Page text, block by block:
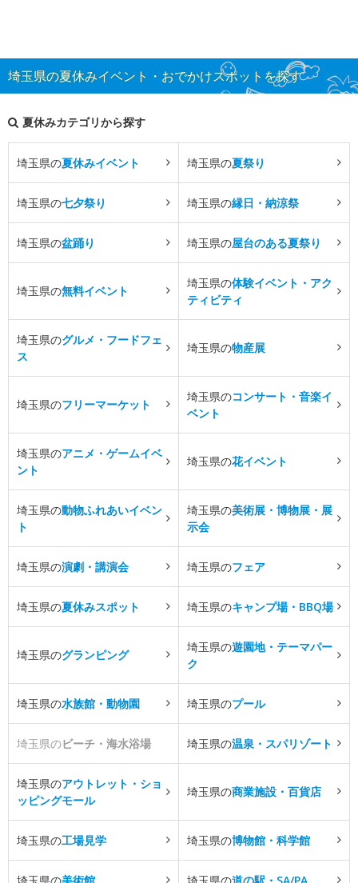
埼玉県の夏休みイベント・おでかけスポットを探す
夏休みカテゴリから探す
埼玉県の夏休みイベント 埼玉県の夏祭り
埼玉県の七夕祭り 埼玉県の縁日・納涼祭
埼玉県の盆踊り 埼玉県の屋台のある夏祭り
埼玉県の無料イベント
埼玉県の体験イベント・アク
ティビティ
埼玉県のグルメ・フードフェ
ス
埼玉県の物産展
埼玉県のフリーマーケット
埼玉県のコンサート・音楽イ
ベント
埼玉県のアニメ・ゲームイベ
ント
埼玉県の花イベント
埼玉県の動物ふれあいイベン
ト
埼玉県の美術展・博物展・展
示会
埼玉県の演劇・講演会 埼玉県のフェア
埼玉県の夏休みスポット 埼玉県のキャンプ場・BBQ場
埼玉県のグランピング
埼玉県の遊園地・テーマパー
ク
埼玉県の水族館・動物園 埼玉県のプール
埼玉県のビーチ・海水浴場 埼玉県の温泉・スパリゾート
埼玉県のアウトレット・ショ
ッピングモール
埼玉県の商業施設・百貨店
埼玉県の工場見学 埼玉県の博物館・科学館
埼玉県の美術館 埼玉県の道の駅・SA/PA